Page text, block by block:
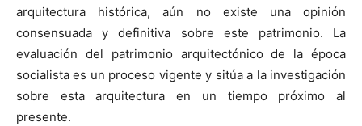
arquitectura histórica, aún no existe una opinión
consensuada y definitiva sobre este patrimonio. La
evaluación del patrimonio arquitectónico de la época
socialista es un proceso vigente y sitúa a la investigación
sobre esta arquitectura en un tiempo próximo al
presente.